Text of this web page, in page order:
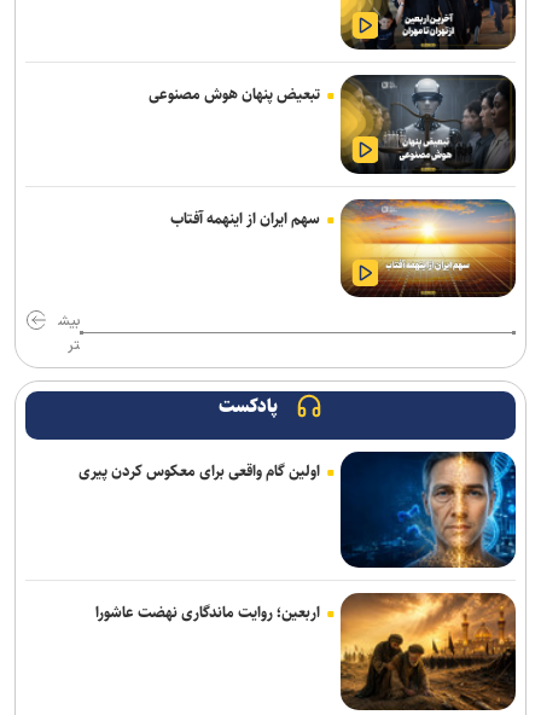
برگشت به ثبت رسید
ترسیم نقشه راه واگذاری اراضی در شهرک‌های صنعتی تهران/ ۳۸ لکه
صنعتی غیرمجاز فاقد حمایت قانونی هستند
رکوردشکنی در اولین روز هفته؛ شاخص بورس در ابتدای معاملات بیش از
۱۲۴ هزار واحد افزایش یافت
تردد روان در محور‌های شمالی کشور/ محور بندرعباس–لار مسدود است
تداوم رگبار و رعدوبرق در ارتفاعات شمال‌غرب و البرز/ وزش باد شدید و
گردوخاک در نقاط مختلف کشور
فروش دور جدید بلیت های زیارتی از ۱۷ مرداد / بلیت برگشت را از مبدأ
سفر تهیه کنید
بی‌بدیل دارند
تأکید معاون مهندسی سازمان بنادر بر تسریع در تکمیل پروژه‌های عمرانی
بندر امیرآباد
وزیر نفت: رسانه‌ها جلوه‌های ایثار کارکنان صنعت نفت را منعکس کردند
همتی: رسانه‌ها، رکن اعتمادآفرین در نظام اقتصادی کشور
تبعیض پنهان هوش مصنوعی
سهم ایران از اینهمه آفتاب
بیش
تر
پادکست
اولین گام واقعی برای معکوس کردن پیری
اربعین؛ روایت ماندگاری نهضت عاشورا